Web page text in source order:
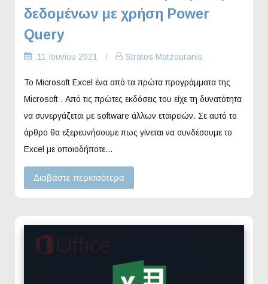
δεδομένων με χρήση Power
Query
11 Ιουνίου 2021 Stratos Matzouranis
Το Microsoft Excel ένα από τα πρώτα προγράμματα της
Microsoft . Από τις πρώτες εκδόσεις του είχε τη δυνατότητα
να συνεργάζεται με software άλλων εταιρειών. Σε αυτό το
άρθρο θα εξερευνήσουμε πως γίνεται να συνδέσουμε το
Excel με οποιοδήποτε…
Διαβάστε περισσότερα